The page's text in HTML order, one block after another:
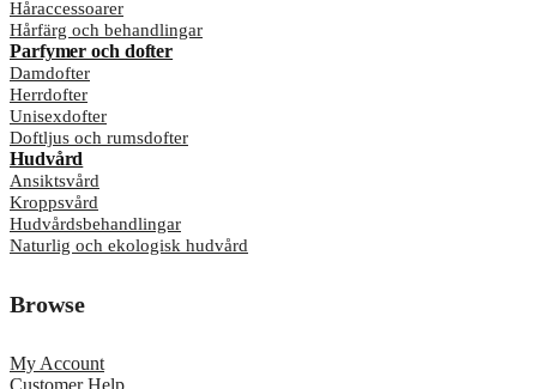
Håraccessoarer
Hårfärg och behandlingar
Parfymer och dofter
Damdofter
Herrdofter
Unisexdofter
Doftljus och rumsdofter
Hudvård
Ansiktsvård
Kroppsvård
Hudvårdsbehandlingar
Naturlig och ekologisk hudvård
Browse
My Account
Customer Help